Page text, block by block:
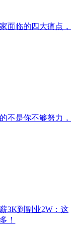
面临的四大痛点，
不是你不够努力，
3K到副业2W：这
！